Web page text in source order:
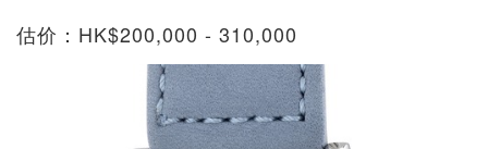
估价：HK$200,000 - 310,000